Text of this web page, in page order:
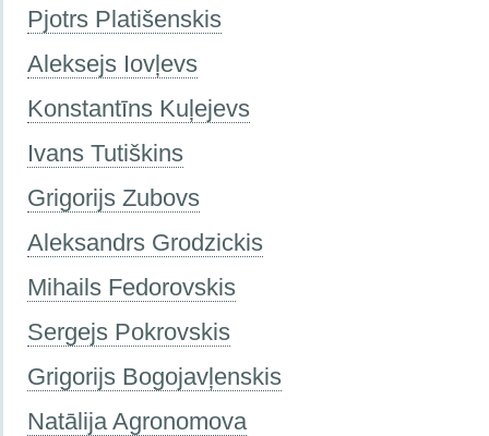
Pjotrs Platišenskis
Aleksejs Iovļevs
Konstantīns Kuļejevs
Ivans Tutiškins
Grigorijs Zubovs
Aleksandrs Grodzickis
Mihails Fedorovskis
Sergejs Pokrovskis
Grigorijs Bogojavļenskis
Natālija Agronomova